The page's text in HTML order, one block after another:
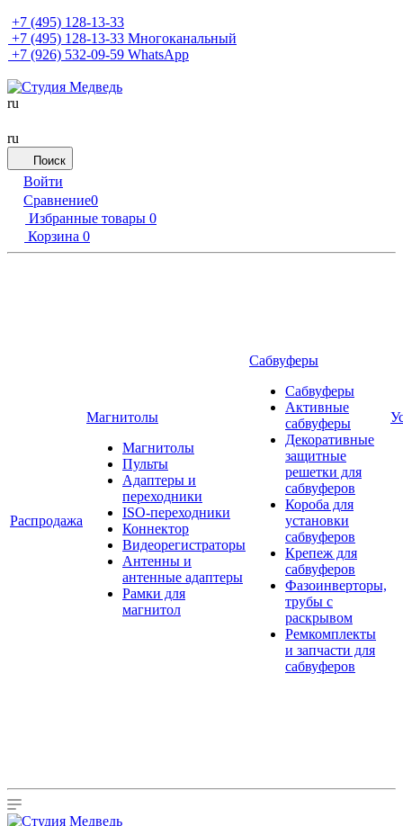
+7 (495) 128-13-33
+7 (495) 128-13-33 Многоканальный
+7 (926) 532-09-59 WhatsApp
ru
ru
Поиск
Войти
Сравнение0
Избранные товары 0
Корзина 0
Распродажа
Магнитолы
Магнитолы
Пульты
Адаптеры и
переходники
ISO-переходники
Коннектор
Видеорегистраторы
Антенны и
антенные адаптеры
Рамки для
магнитол
Сабвуферы
Сабвуферы
Активные
сабвуферы
Декоративные
защитные
решетки для
сабвуферов
Короба для
установки
сабвуферов
Крепеж для
сабвуферов
Фазоинверторы,
трубы с
раскрывом
Ремкомплекты
и запчасти для
сабвуферов